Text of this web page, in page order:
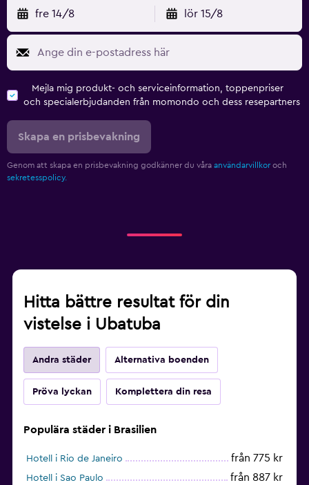
fre 14/8 lör 15/8
Mejla mig produkt- och serviceinformation, toppenpriser
och specialerbjudanden från momondo och dess resepartners
Skapa en prisbevakning
Genom att skapa en prisbevakning godkänner du våra användarvillkor och
sekretesspolicy.
Hitta bättre resultat för din
vistelse i Ubatuba
Andra städer Alternativa boenden
Pröva lyckan Komplettera din resa
Populära städer i Brasilien
Hotell i Rio de Janeiro från 775 kr
Hotell i Sao Paulo från 887 kr